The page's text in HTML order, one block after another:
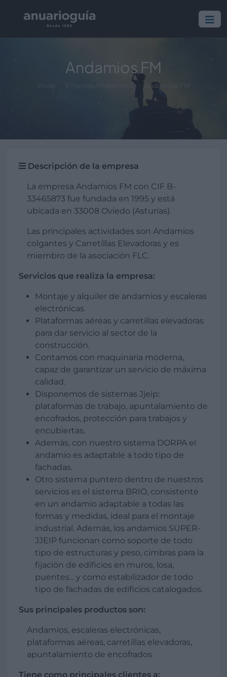
Andamios FM
Empresa/Profesional Andamios FM
Descripción de la empresa
La empresa Andamios FM con CIF B-
33465873 fue fundada en 1995 y está
ubicada en 33008 Oviedo (Asturias).
Las principales actividades son Andamios
colgantes y Carretillas Elevadoras y es
miembro de la asociación FLC.
Servicios que realiza la empresa:
Montaje y alquiler de andamios y escaleras
electrónicas.
Plataformas aéreas y carretillas elevadoras
para dar servicio al sector de la
construcción.
Contamos con maquinaria moderna,
capaz de garantizar un servicio de máxima
calidad.
Disponemos de sistemas Jjeip:
plataformas de trabajo, apuntalamiento de
encofrados, protección para trabajos y
encubiertas.
Además, con nuestro sistema DORPA el
andamio es adaptable a todo tipo de
fachadas.
Otro sistema puntero dentro de nuestros
servicios es el sistema BRIO, consistente
en un andamio adaptable a todas las
formas y medidas, ideal para el montaje
industrial. Además, los andamios SUPER-
JJEIP funcionan como soporte de todo
tipo de estructuras y peso, cimbras para la
fijación de edificios en muros, losa,
puentes... y como estabilizador de todo
tipo de fachadas de edificios catalogados.
Sus principales productos son:
Andamios, escaleras electrónicas,
plataformas aéreas, carretillas elevadoras,
apuntalamiento de encofrados
Tiene como principales clientes a: